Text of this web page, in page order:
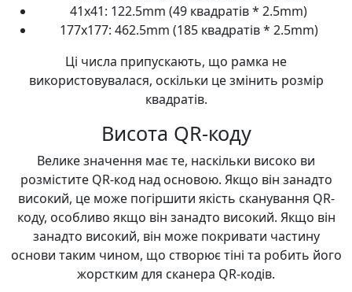
41x41: 122.5mm (49 квадратів * 2.5mm)
177x177: 462.5mm (185 квадратів * 2.5mm)
Ці числа припускають, що рамка не
використовувалася, оскільки це змінить розмір
квадратів.
Висота QR-коду
Велике значення має те, наскільки високо ви
розмістите QR-код над основою. Якщо він занадто
високий, це може погіршити якість сканування QR-
коду, особливо якщо він занадто високий. Якщо він
занадто високий, він може покривати частину
основи таким чином, що створює тіні та робить його
жорстким для сканера QR-кодів.